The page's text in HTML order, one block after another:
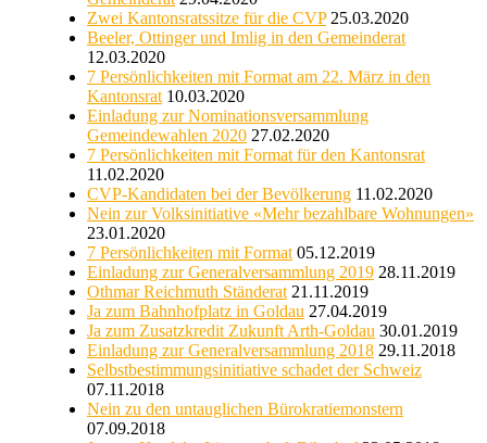
Zwei Kantonsratssitze für die CVP 25.03.2020
Beeler, Ottinger und Imlig in den Gemeinderat
12.03.2020
7 Persönlichkeiten mit Format am 22. März in den
Kantonsrat 10.03.2020
Einladung zur Nominationsversammlung
Gemeindewahlen 2020 27.02.2020
7 Persönlichkeiten mit Format für den Kantonsrat
11.02.2020
CVP-Kandidaten bei der Bevölkerung 11.02.2020
Nein zur Volksinitiative «Mehr bezahlbare Wohnungen»
23.01.2020
7 Persönlichkeiten mit Format 05.12.2019
Einladung zur Generalversammlung 2019 28.11.2019
Othmar Reichmuth Ständerat 21.11.2019
Ja zum Bahnhofplatz in Goldau 27.04.2019
Ja zum Zusatzkredit Zukunft Arth-Goldau 30.01.2019
Einladung zur Generalversammlung 2018 29.11.2018
Selbstbestimmungsinitiative schadet der Schweiz
07.11.2018
Nein zu den untauglichen Bürokratiemonstern
07.09.2018